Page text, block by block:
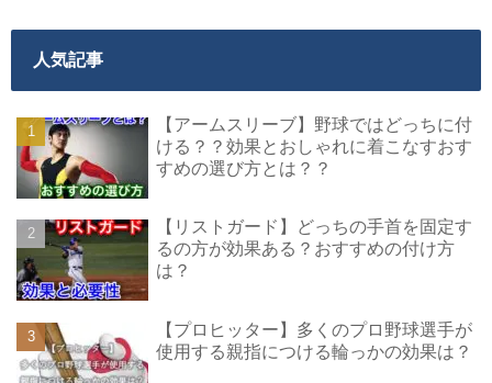
人気記事
【アームスリーブ】野球ではどっちに付
ける？？効果とおしゃれに着こなすおす
すめの選び方とは？？
【リストガード】どっちの手首を固定す
るの方が効果ある？おすすめの付け方
は？
【プロヒッター】多くのプロ野球選手が
使用する親指につける輪っかの効果は？